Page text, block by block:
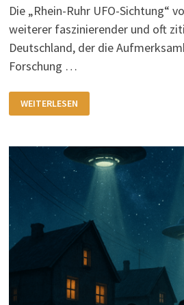
Die „Rhein-Ruhr UFO-Sichtung“
weiterer faszinierender und oft
Deutschland, der die
Forschung …
DIE
RHEIN-
RUHR
(1989)
WEITERLESEN